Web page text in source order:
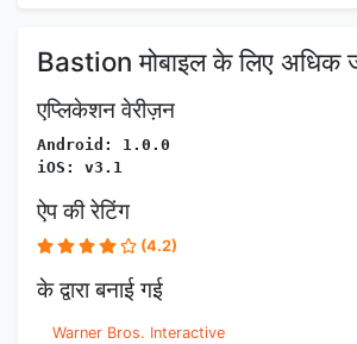
Bastion मोबाइल के लिए अधिक
एप्लिकेशन वेरीज़न
Android: 1.0.0
iOS: v3.1
ऐप की रेटिंग
(4.2)
के द्वारा बनाई गई
Warner Bros. Interactive